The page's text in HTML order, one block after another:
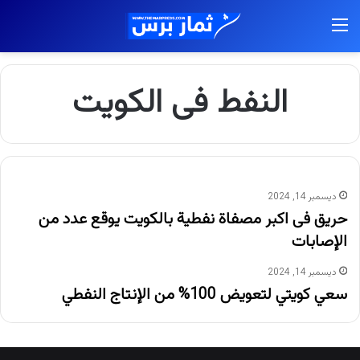
النفط فى الكويت
ديسمبر 14, 2024
حريق فى اكبر مصفاة نفطية بالكويت يوقع عدد من
الإصابات
ديسمبر 14, 2024
سعي كويتي لتعويض 100% من الإنتاج النفطي